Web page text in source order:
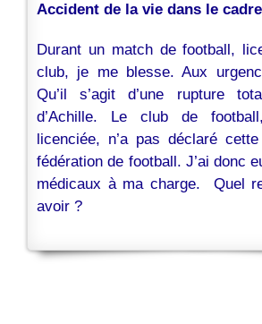
Accident de la vie dans le
Durant un match de football,
club, je me blesse. Aux
Qu’il s’agit d’une rupture
d’Achille. Le club de
licenciée, n’a pas déclaré
fédération de football. J’ai donc
médicaux à ma charge. Quel
avoir ?